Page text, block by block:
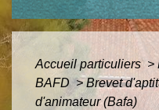
Accueil particuliers >
BAFD > Brevet
d'animateur (Bafa)